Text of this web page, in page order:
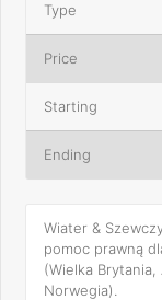
Type
Price
Starting
Ending
Wiater &
pomoc prawną
(Wielka Brytania,
Norwegia).